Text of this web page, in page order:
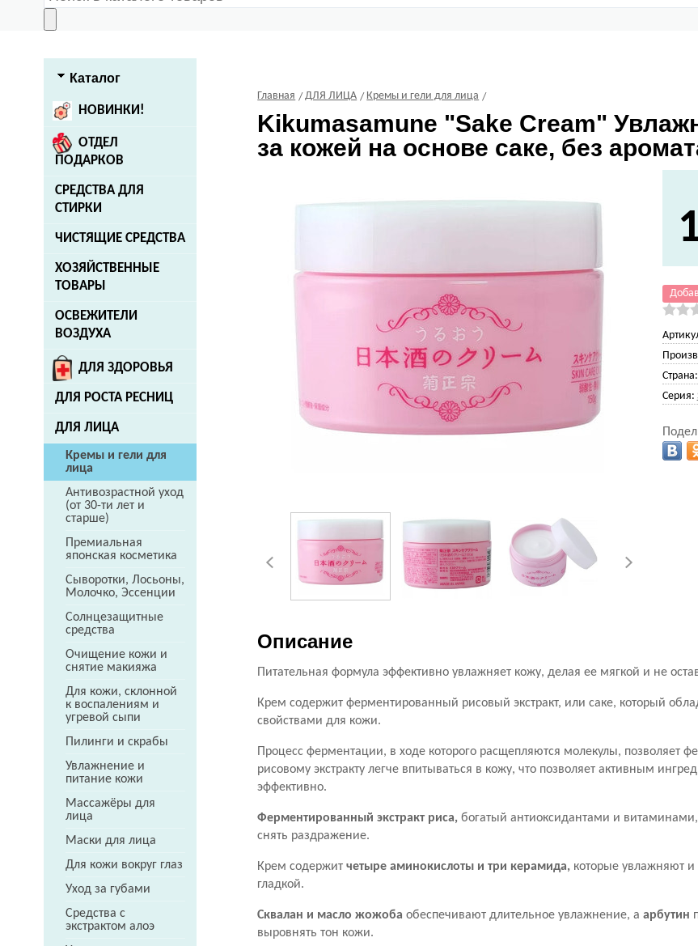
Каталог
НОВИНКИ!
ОТДЕЛ
ПОДАРКОВ
СРЕДСТВА ДЛЯ
СТИРКИ
ЧИСТЯЩИЕ СРЕДСТВА
ХОЗЯЙСТВЕННЫЕ
ТОВАРЫ
ОСВЕЖИТЕЛИ
ВОЗДУХА
ДЛЯ ЗДОРОВЬЯ
ДЛЯ РОСТА РЕСНИЦ
ДЛЯ ЛИЦА
Кремы и гели для
лица
Антивозрастной уход
(от 30-ти лет и
старше)
Премиальная
японская косметика
Сыворотки, Лосьоны,
Молочко, Эссенции
Солнцезащитные
средства
Очищение кожи и
снятие макияжа
Для кожи, склонной
к воспалениям и
угревой сыпи
Пилинги и скрабы
Увлажнение и
питание кожи
Массажёры для
лица
Маски для лица
Для кожи вокруг глаз
Уход за губами
Средства с
экстрактом алоэ
Главная ДЛЯ ЛИЦА Кремы и гели для лица
Kikumasamune "Sake Cream"
за кожей на основе саке, без
Страна:
Серия:
Описание
Питательная формула эффективно увлажняет кожу, делая ее мягкой и не
Крем содержит ферментированный рисовый экстракт, или саке, который
свойствами для кожи.
Процесс ферментации, в ходе которого расщепляются молекулы, позволяет
рисовому экстракту легче впитываться в кожу, что позволяет активным
эффективно.
Ферментированный экстракт риса, богатый антиоксидантами и
снять раздражение.
Крем содержитчетыре аминокислоты и три керамида, которые увлажняют
гладкой.
Сквалан и масло жожоба обеспечивают длительное увлажнение, аарбутин
выровнять тон кожи.